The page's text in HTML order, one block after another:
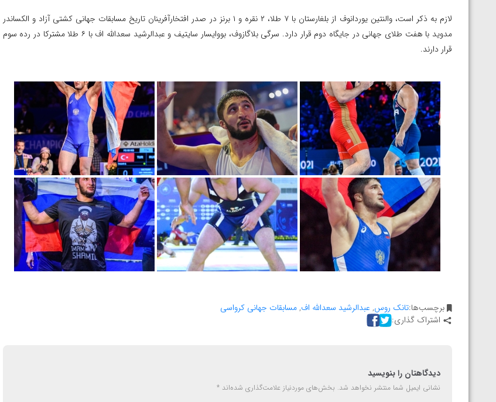
لازم به ذکر است، والنتین یوردانوف از بلغارستان با ۷ طلا، ۲ نقره و ۱ برنز در صدر افتخارآفرینان تاریخ مسابقات جهانی کشتی آزاد و الکساندر
مدوید با هفت طلای جهانی در جایگاه دوم قرار دارد. سرگی بلاگازوف، بووایسار سایتیف و عبدالرشید سعدالله اف با ۶ طلا مشترکا در رده سوم
قرار دارند.
برچسب‌ها:تانک روس, عبدالرشید سعدالله اف,مسابقات جهانی کرواسی
اشتراک گذاری:
دیدگاهتان را بنویسید
نشانی ایمیل شما منتشر نخواهد شد. بخش‌های موردنیاز علامت‌گذاری شده‌اند *
با برتری مقابل
ویدیو؛ پیروزی هادی ساروی مقابل آرتور الکسانیان در فینال
المپیک پاریس
ویدیو؛ برد قاطع مهمدی مقابل کلمبیا در دور اول المپیک
پاریس